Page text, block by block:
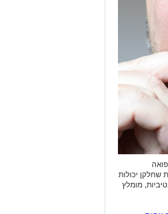
שחלקן יכולות
מומלץ